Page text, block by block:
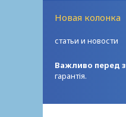
Новая колонка
статьи и новости
Важливо перед
гарантія.